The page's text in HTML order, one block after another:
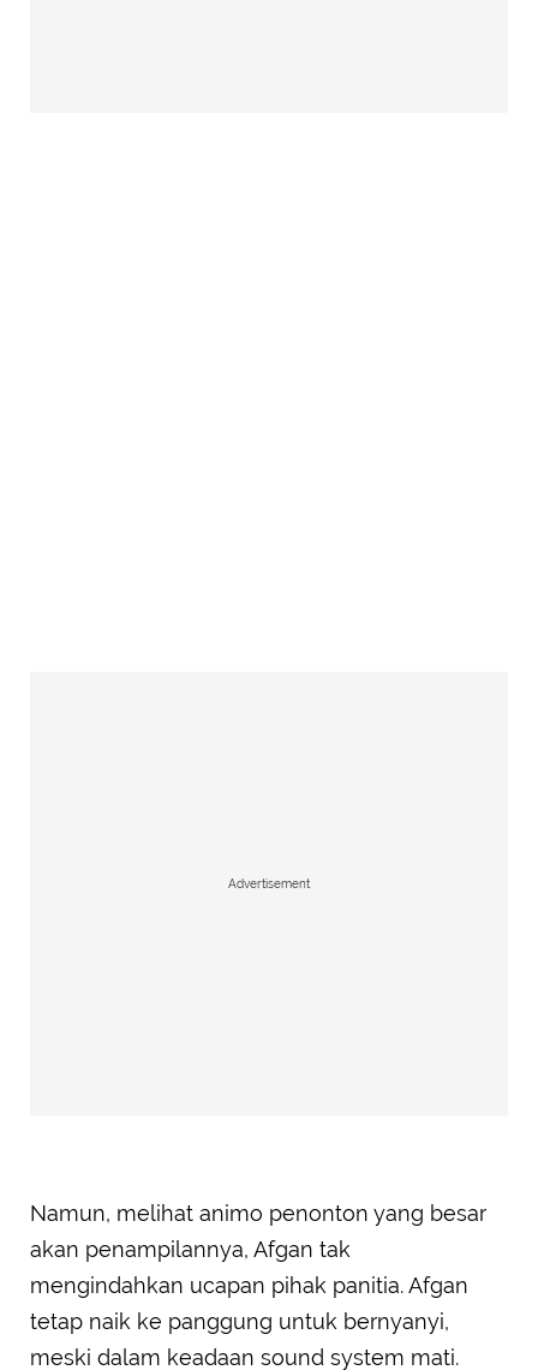
Advertisement
Namun, melihat animo penonton yang besar
akan penampilannya, Afgan tak
mengindahkan ucapan pihak panitia. Afgan
tetap naik ke panggung untuk bernyanyi,
meski dalam keadaan sound system mati.